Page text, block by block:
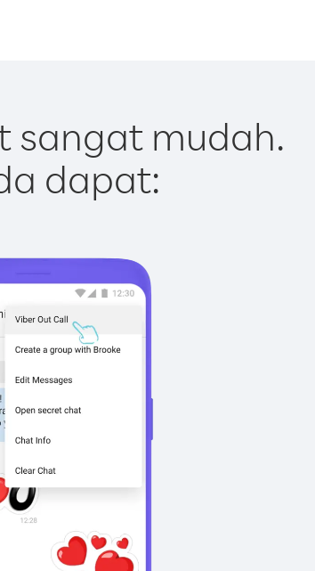
sangat mudah.
dapat: